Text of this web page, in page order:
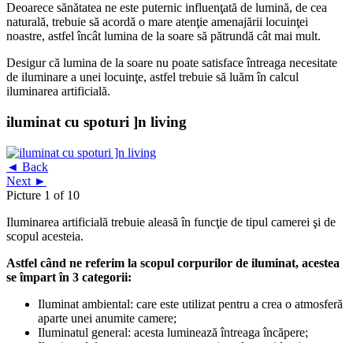
Deoarece sănătatea ne este puternic influenţată de lumină, de cea
naturală, trebuie să acordă o mare atenţie amenajării locuinţei
noastre, astfel încât lumina de la soare să pătrundă cât mai mult.
Desigur că lumina de la soare nu poate satisface întreaga necesitate
de iluminare a unei locuinţe, astfel trebuie să luăm în calcul
iluminarea artificială.
iluminat cu spoturi ]n living
◄ Back
Next ►
Picture 1 of 10
Iluminarea artificială trebuie aleasă în funcţie de tipul camerei şi de
scopul acesteia.
Astfel când ne referim la scopul corpurilor de iluminat, acestea
se împart în 3 categorii:
Iluminat ambiental: care este utilizat pentru a crea o atmosferă
aparte unei anumite camere;
Iluminatul general: acesta luminează întreaga încăpere;